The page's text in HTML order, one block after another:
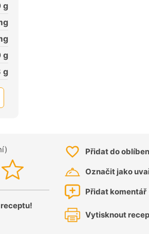
g
g
g
Přidat do
Označit jako
Přidat komentář
Vytisknout